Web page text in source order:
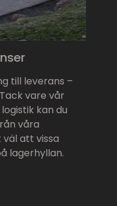
till leverans –
vare vår
kan du
våra
väl att vissa
lagerhyllan.